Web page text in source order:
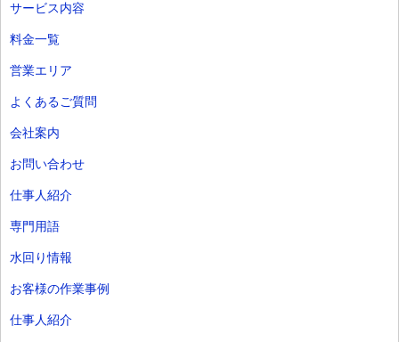
サービス内容
料金一覧
営業エリア
よくあるご質問
会社案内
お問い合わせ
仕事人紹介
専門用語
水回り情報
お客様の作業事例
仕事人紹介